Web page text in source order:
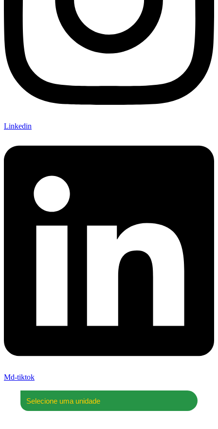
Linkedin
Md-tiktok